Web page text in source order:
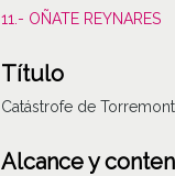
11.- OÑATE REYNARES
Título
Catástrofe de
Alcance y